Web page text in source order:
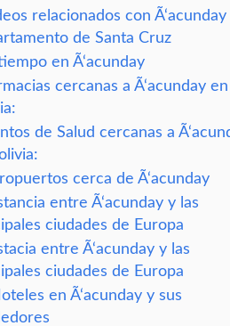
relacionados con Ã‘acunday
de Santa Cruz
en Ã‘acunday
cercanas a Ã‘acunday en
de Salud cercanas a
cerca de Ã‘acunday
entre Ã‘acunday y las
ciudades de Europa
entre Ã‘acunday y las
ciudades de Europa
en Ã‘acunday y sus